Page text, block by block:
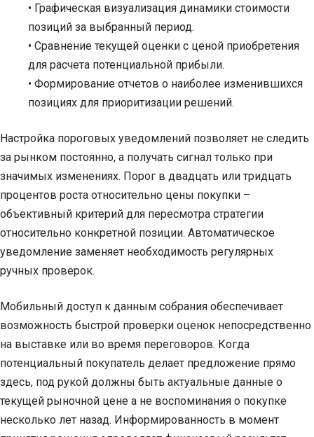
• Графическая визуализация динамики стоимости
позиций за выбранный период.
• Сравнение текущей оценки с ценой приобретения
для расчета потенциальной прибыли.
• Формирование отчетов о наиболее изменившихся
позициях для приоритизации решений.
Настройка пороговых уведомлений позволяет не следить
за рынком постоянно, а получать сигнал только при
значимых изменениях. Порог в двадцать или тридцать
процентов роста относительно цены покупки –
объективный критерий для пересмотра стратегии
относительно конкретной позиции. Автоматическое
уведомление заменяет необходимость регулярных
ручных проверок.
Мобильный доступ к данным собрания обеспечивает
возможность быстрой проверки оценок непосредственно
на выставке или во время переговоров. Когда
потенциальный покупатель делает предложение прямо
здесь, под рукой должны быть актуальные данные о
текущей рыночной цене а не воспоминания о покупке
несколько лет назад. Информированность в момент